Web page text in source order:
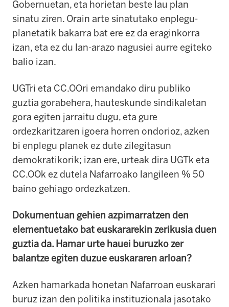
Gobernuetan, eta horietan beste lau plan
sinatu ziren. Orain arte sinatutako enplegu-
planetatik bakarra bat ere ez da eraginkorra
izan, eta ez du lan-arazo nagusiei aurre egiteko
balio izan.
UGTri eta CC.OOri emandako diru publiko
guztia gorabehera, hauteskunde sindikaletan
gora egiten jarraitu dugu, eta gure
ordezkaritzaren igoera horren ondorioz, azken
bi enplegu planek ez dute zilegitasun
demokratikorik; izan ere, urteak dira UGTk eta
CC.OOk ez dutela Nafarroako langileen % 50
baino gehiago ordezkatzen.
Dokumentuan gehien azpimarratzen den
elementuetako bat euskararekin zerikusia duen
guztia da. Hamar urte hauei buruzko zer
balantze egiten duzue euskararen arloan?
Azken hamarkada honetan Nafarroan euskarari
buruz izan den politika instituzionala jasotako